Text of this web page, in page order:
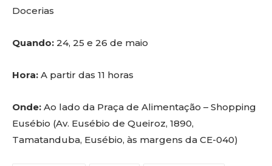
Docerias
Quando: 24, 25 e 26 de maio
Hora: A partir das 11 horas
Onde: Ao lado da Praça de Alimentação – Shopping
Eusébio (Av. Eusébio de Queiroz, 1890,
Tamatanduba, Eusébio, às margens da CE-040)